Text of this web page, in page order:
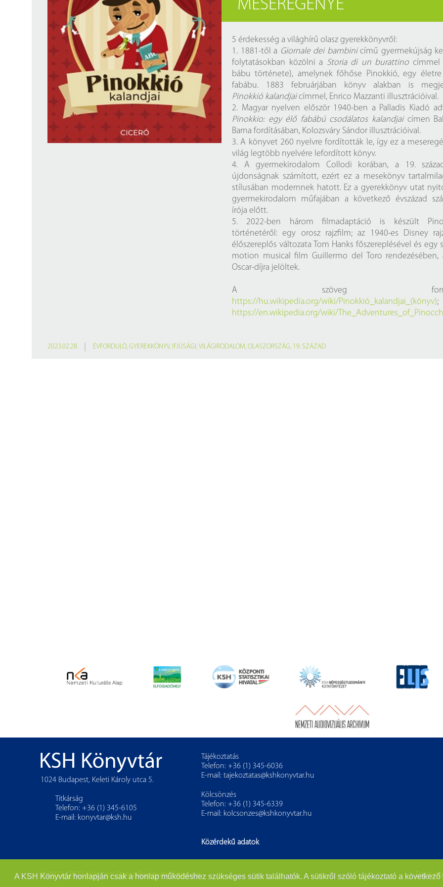
A KSH Könyvtár honlapján csak a honlap működéshez szükséges sütik találhatók. A sütikről szóló tájékoztató a
Findura Imre-díszoklevéllel kitüntetett kollégáink
Galéria
Pályázatok
Közérdekű adatok
Online katalógus Próbahozzáférések adatbázisokhoz
Könyvtári
MESEREGÉNYE
5 érdekesség a világhírű olasz gyerekkönyvről:
1. 1881-től a Giornale dei bambinicímű gyermekújság
folytatásokban közölni a Storia di un burattino címmel
bábu története), amelynek főhőse Pinokkió, egy
fabábu. 1883 februárjában könyv alakban is
Pinokkió kalandjaicímmel, Enrico Mazzanti illusztrációival.
2. Magyar nyelven először 1940-ben a Palladis Kiadó
Pinokkio: egy élő fabábú csodálatos kalandjaicímen
Barna fordításában, Kolozsváry Sándor illusztrációival.
3. A könyvet 260 nyelvre fordították le, így ez a
világ legtöbb nyelvére lefordított könyv.
4. A gyermekirodalom Collodi korában, a 19.
újdonságnak számított, ezért ez a mesekönyv
stílusában modernnek hatott. Ez a gyerekkönyv utat
gyermekirodalom műfajában a következő évszázad
írója előtt.
5. 2022-ben három filmadaptáció is készült
történetéről: egy orosz rajzfilm; az 1940-es Disney
élőszereplős változata Tom Hanks főszereplésével és egy
motion musical film Guillermo del Toro rendezésében,
Oscar-díjra jelöltek.
A szöveg
https://hu.wikipedia.org/wiki/Pinokkió_kalandjai_(könyv);
https://en.wikipedia.org/wiki/
2023.02.28. ÉVFORDULÓ, GYEREKKÖNYV, IFJÚSÁGI, VILÁGIRODALOM, OLASZORSZÁG, 19. SZÁZAD
1024 Budapest, Keleti Károly utca 5.
Titkárság
Telefon: +36 (1) 345-6105
E-mail: konyvtar@ksh.hu
Tájékoztatás
Telefon: +36 (1) 345-6036
E-mail: tajekoztatas@kshkonyvtar.hu
Kölcsönzés
Telefon: +36 (1) 345-6339
E-mail: kolcsonzes@kshkonyvtar.hu
Közérdekű adatok
© 2013–2022 Központi Statisztikai Hivatal Könyvtár